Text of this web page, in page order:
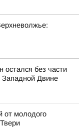
остался без части
Западной Двине
от молодого